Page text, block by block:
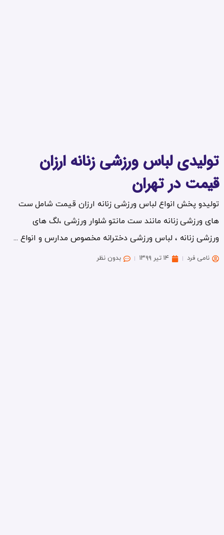
تولیدی لباس ورزشی زنانه ارزان
قیمت در تهران
تولیدو پخش انواع لباس ورزشی زنانه ارزان قیمت شامل ست
های ورزشی زنانه مانند ست مانتو شلوار ورزشی ،لگ های
ورزشی زنانه ، لباس ورزشی دخترانه مخصوص مدارس و انواع ...
نامی فرد ۱۴ تیر ۱۳۹۹ بدون نظر